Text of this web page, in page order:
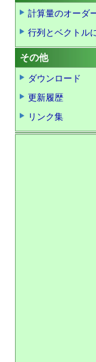
計算量のオーダ
行列とベクトル
その他
ダウンロード
更新履歴
リンク集